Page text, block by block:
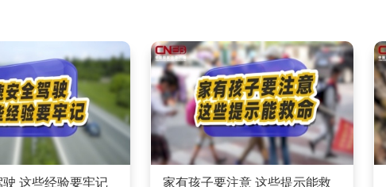
这些经验要牢记
家有孩子要注意 这些提示能救